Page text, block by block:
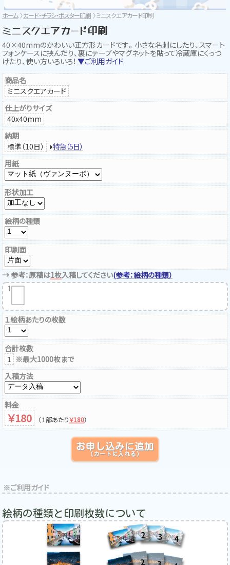
ホーム カード・チラシ・ポスター印刷 ミニスクエアカード印刷
ミニスクエアカード印刷
40×40mmのかわいい正方形カードです。小さな名刺にしたり、スマート
フォンケースに挟んだり、裏にテープやマグネットを貼って冷蔵庫にくっつ
けたり、使い方いろいろ！ ▼ご利用ガイド
商品名
ミニスクエアカード
仕上がりサイズ
40x40mm
納期
標準（10日）
特急（5日）
用紙
形状加工
絵柄の種類
印刷面
→ 参考：原稿は1枚入稿してください(参考：絵柄の種類）
1
１絵柄あたりの枚数
合計枚数
1 ※最大1000枚まで
入稿方法
料金
180 （１部あたり￥180）
お申し込みに追加
（カートに入れる）
絵柄の種類と印刷枚数について